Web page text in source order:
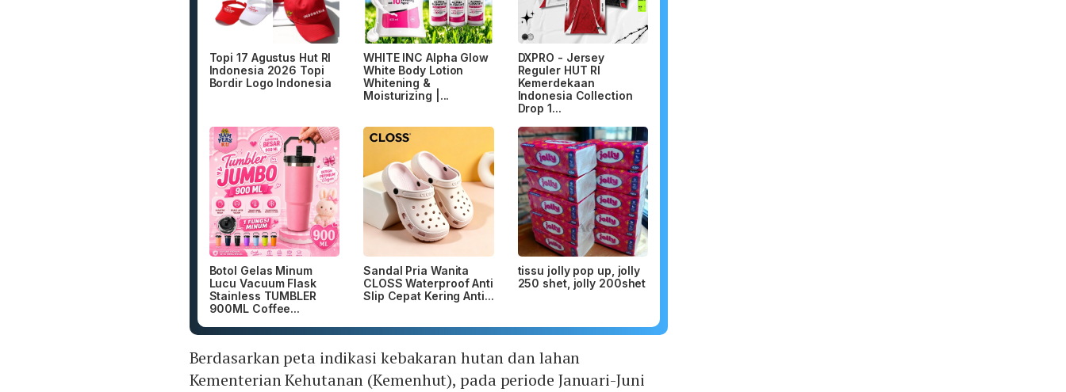
Topi 17 Agustus Hut RI
Indonesia 2026 Topi
Bordir Logo Indonesia
WHITE INC Alpha Glow
White Body Lotion
Whitening &
Moisturizing |...
DXPRO - Jersey
Reguler HUT RI
Kemerdekaan
Indonesia Collection
Drop 1...
Botol Gelas Minum
Lucu Vacuum Flask
Stainless TUMBLER
900ML Coffee...
Sandal Pria Wanita
CLOSS Waterproof Anti
Slip Cepat Kering Anti...
tissu jolly pop up, jolly
250 shet, jolly 200shet
Berdasarkan peta indikasi kebakaran hutan dan lahan
Kementerian Kehutanan (Kemenhut), pada periode Januari-Juni